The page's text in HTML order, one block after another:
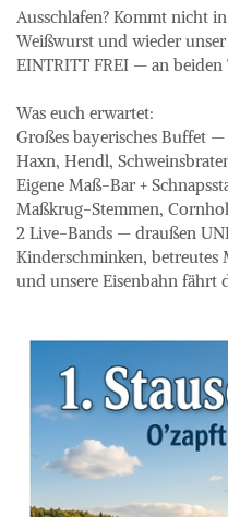
Ausschlafen? Kommt nicht
Weißwurst und wieder
EINTRITT FREI — an beiden
Was euch erwartet:
Großes bayerisches Buffet
Haxn, Hendl,
Eigene Maß-Bar +
Maßkrug-Stemmen,
2 Live-Bands — draußen
Kinderschminken,
und unsere Eisenbahn fährt